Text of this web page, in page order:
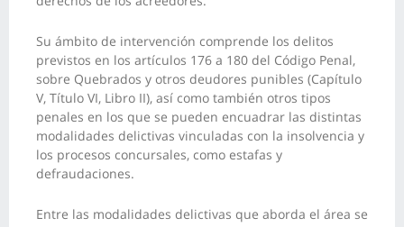
Su ámbito de intervención comprende los delitos
previstos en los artículos 176 a 180 del Código Penal,
sobre Quebrados y otros deudores punibles (Capítulo
V, Título VI, Libro II), así como también otros tipos
penales en los que se pueden encuadrar las distintas
modalidades delictivas vinculadas con la insolvencia y
los procesos concursales, como estafas y
defraudaciones.
Entre las modalidades delictivas que aborda el área se